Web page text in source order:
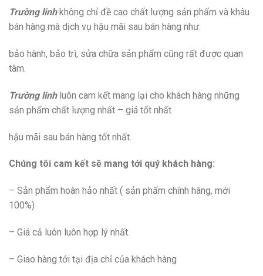
Trường linhkhông chỉ đề cao chất lượng sản phẩm và khâu
bán hàng mà dịch vụ hậu mãi sau bán hàng như:
bảo hành, bảo trì, sửa chữa sản phẩm cũng rất được quan
tâm.
Trường linh luôn cam kết mang lại cho khách hàng những
sản phẩm chất lượng nhất – giá tốt nhất
hậu mãi sau bán hàng tốt nhất.
Chúng tôi cam kết sẽ mang tới quý khách hàng:
– Sản phẩm hoàn hảo nhất ( sản phẩm chính hãng, mới
100%)
– Giá cả luôn luôn hợp lý nhất.
– Giao hàng tới tại địa chỉ của khách hàng